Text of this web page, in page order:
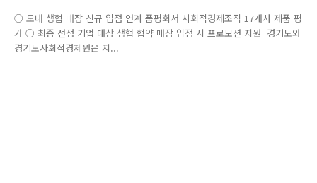
○ 도내 생협 매장 신규 입점 연계 품평회서 사회적경제조직 17개사 제품 평
가 ○ 최종 선정 기업 대상 생협 협약 매장 입점 시 프로모션 지원 경기도와
경기도사회적경제원은 지...